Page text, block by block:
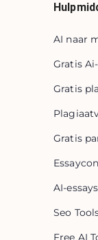
AI naar
Gratis
Gratis
Gratis
AI-
Seo
Free AI